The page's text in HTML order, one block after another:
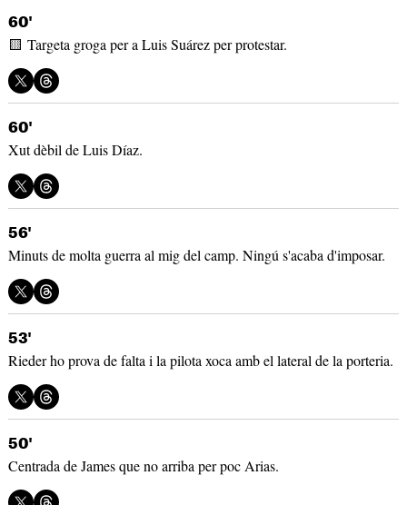
60'
🟨 Targeta groga per a Luis Suárez per protestar.
60'
Xut dèbil de Luis Díaz.
56'
Minuts de molta guerra al mig del camp. Ningú s'acaba d'imposar.
53'
Rieder ho prova de falta i la pilota xoca amb el lateral de la porteria.
50'
Centrada de James que no arriba per poc Arias.